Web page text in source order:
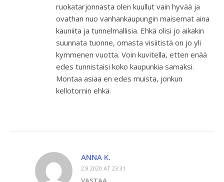
ruokatarjonnasta olen kuullut vain hyvää ja
ovathan nuo vanhankaupungin maisemat aina
kauniita ja tunnelmallisia. Ehkä olisi jo aikakin
suunnata tuonne, omasta visiitistä on jo yli
kymmenen vuotta. Voin kuvitella, etten enää
edes tunnistaisi koko kaupunkia samaksi.
Montaa asiaa en edes muista, jonkun
kellotornin ehkä.
ANNA K.
2.8.2020 AT 23:31